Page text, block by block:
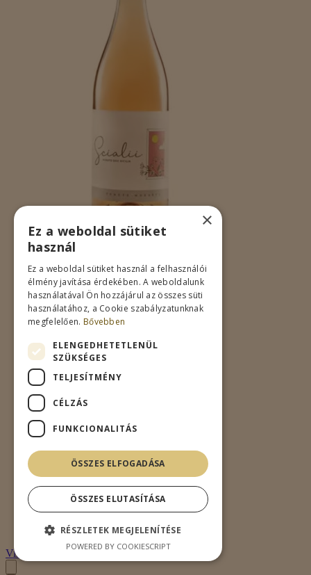
Villámnézet
×
Ez a weboldal sütiket
használ
Ez a weboldal sütiket használ a felhasználói
élmény javítása érdekében. A weboldalunk
használatával Ön hozzájárul az összes süti
használatához, a Cookie szabályzatunknak
megfelelően. Bővebben
ELENGEDHETETLENÜL
SZÜKSÉGES
TELJESÍTMÉNY
CÉLZÁS
FUNKCIONALITÁS
ÖSSZES ELFOGADÁSA
ÖSSZES ELUTASÍTÁSA
RÉSZLETEK MEGJELENÍTÉSE
POWERED BY COOKIESCRIPT